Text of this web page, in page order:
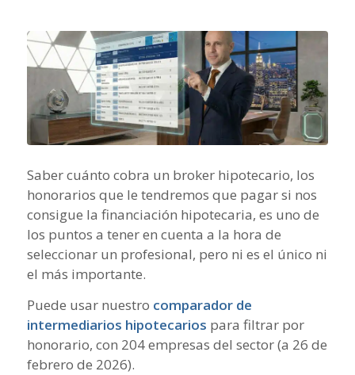
Saber cuánto cobra un broker hipotecario, los
honorarios que le tendremos que pagar si nos
consigue la financiación hipotecaria, es uno de
los puntos a tener en cuenta a la hora de
seleccionar un profesional, pero ni es el único ni
el más importante.
Puede usar nuestro comparador de
intermediarios hipotecarios para filtrar por
honorario, con 204 empresas del sector (a 26 de
febrero de 2026).